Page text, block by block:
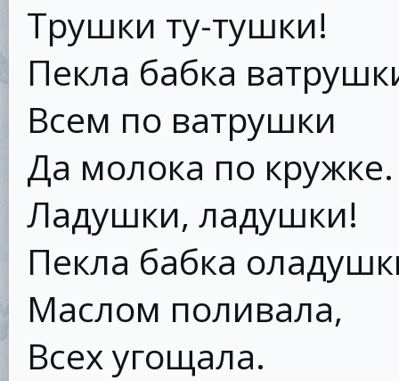
Трушки ту-тушки!
Пекла бабка
Всем по ватрушки
Да молока по кружке.
Ладушки, ладушки!
Пекла бабка
Маслом поливала,
Всех угощала.